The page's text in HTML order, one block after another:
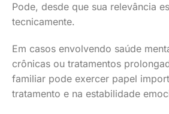
Pode, desde que sua relevância
tecnicamente.
Em casos envolvendo saúde
crônicas ou tratamentos
familiar pode exercer papel
tratamento e na estabilidade